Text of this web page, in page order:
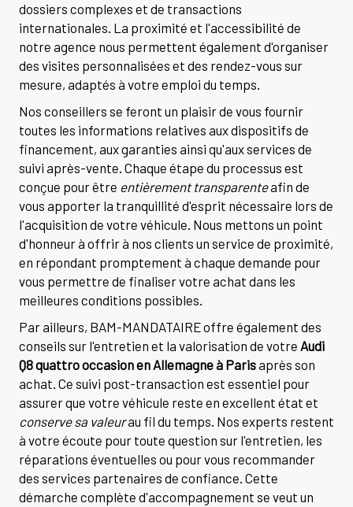
dossiers complexes et de transactions
internationales. La proximité et l'accessibilité de
notre agence nous permettent également d'organiser
des visites personnalisées et des rendez-vous sur
mesure, adaptés à votre emploi du temps.
Nos conseillers se feront un plaisir de vous fournir
toutes les informations relatives aux dispositifs de
financement, aux garanties ainsi qu'aux services de
suivi après-vente. Chaque étape du processus est
conçue pour être entièrement transparenteafin de
vous apporter la tranquillité d'esprit nécessaire lors de
l'acquisition de votre véhicule. Nous mettons un point
d'honneur à offrir à nos clients un service de proximité,
en répondant promptement à chaque demande pour
vous permettre de finaliser votre achat dans les
meilleures conditions possibles.
Par ailleurs, BAM-MANDATAIRE offre également des
conseils sur l'entretien et la valorisation de votre Audi
Q8 quattro occasion en Allemagne à Parisaprès son
achat. Ce suivi post-transaction est essentiel pour
assurer que votre véhicule reste en excellent état et
conserve sa valeurau fil du temps. Nos experts restent
à votre écoute pour toute question sur l'entretien, les
réparations éventuelles ou pour vous recommander
des services partenaires de confiance. Cette
démarche complète d'accompagnement se veut un